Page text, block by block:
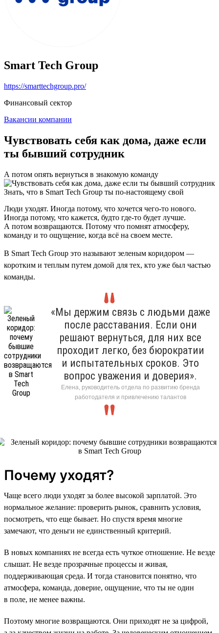
Smart Tech Group
https://smarttechgroup.pro/
Финансовый сектор
Вакансии компании
Чувствовать себя как дома, даже если
ты бывший сотрудник
А потом опять вернуться в знакомую команду
Знать, что в Smart Tech Group ты по-настоящему свой
Люди уходят. Иногда потому, что хочется чего-то нового.
Иногда потому, что кажется, будто где-то будет лучше.
А потом возвращаются. Потому что помнят атмосферу,
команду и то ощущение, когда всё на своем месте.
В Smart Tech Group это называют зеленым коридором —
коротким и теплым путем домой для тех, кто уже был частью
команды.
«Мы держим связь с людьми даже
после расставания. Если они
решают вернуться, для них все
проходит легко, без бюрократии
и испытательных сроков. Это
вопрос уважения и доверия».
Елена, руководитель отдела по развитию бренда
работодателя и привлечению талантов
Почему уходят?
Чаще всего люди уходят за более высокой зарплатой. Это
нормальное желание: проверить рынок, сравнить условия,
посмотреть, что еще бывает. Но спустя время многие
замечают, что деньги не единственный критерий.
В новых компаниях не всегда есть чуткое отношение. Не везде
слышат. Не везде прозрачные процессы и живая,
поддерживающая среда. И тогда становится понятно, что
атмосфера, команда, доверие, ощущение, что ты не один
в поле, не менее важны.
Поэтому многие возвращаются. Они приходят не за цифрой,